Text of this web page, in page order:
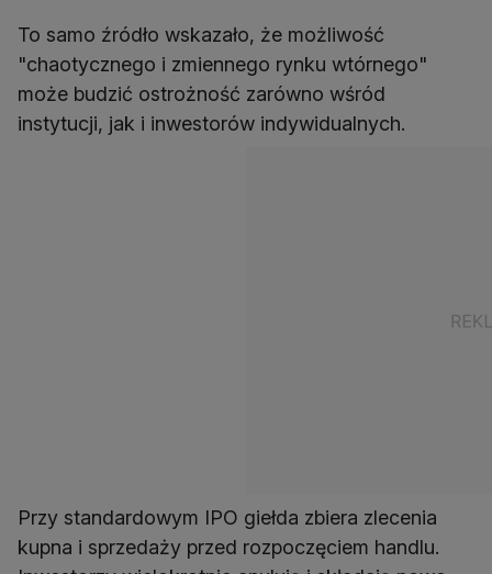
To samo źródło wskazało, że możliwość
"chaotycznego i zmiennego rynku wtórnego"
może budzić ostrożność zarówno wśród
instytucji, jak i inwestorów indywidualnych.
Przy standardowym IPO giełda zbiera zlecenia
kupna i sprzedaży przed rozpoczęciem handlu.